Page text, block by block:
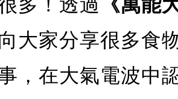
多！透過
《萬能
大家分享很多食
，在大氣電波中